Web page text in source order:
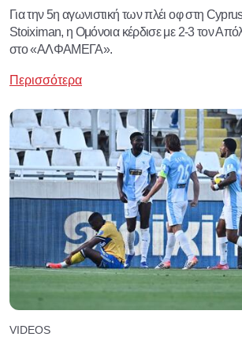
Για την 5η αγωνιστική των πλέι οφ στη
Stoiximan, η Ομόνοια κέρδισε με 2-3 τον
στο «ΑΛΦΑΜΕΓΑ».
Περισσότερα
VIDEOS